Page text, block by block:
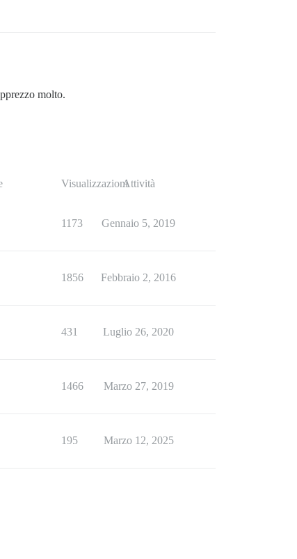
molto.
VisualizzazioniAttività
1173 Gennaio 5, 2019
1856 Febbraio 2, 2016
431 Luglio 26, 2020
1466 Marzo 27, 2019
195 Marzo 12, 2025